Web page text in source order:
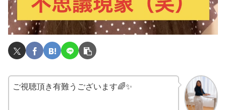
ご視聴頂き有難うございます🌈✨